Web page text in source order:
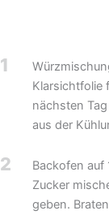
1
Klarsichtfolie
nächsten
aus der
2
Backofen auf
Zucker
geben.